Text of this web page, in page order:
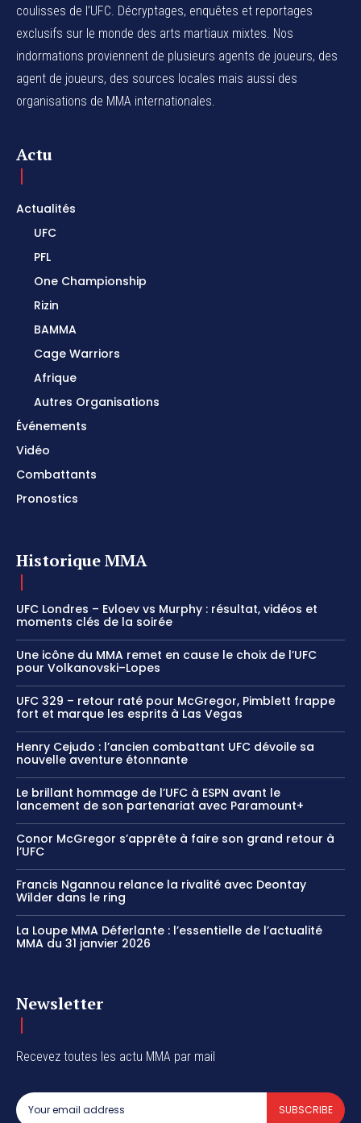
coulisses de l’UFC. Décryptages, enquêtes et reportages
exclusifs sur le monde des arts martiaux mixtes. Nos
indormations proviennent de plusieurs agents de joueurs, des
agent de joueurs, des sources locales mais aussi des
organisations de MMA internationales.
Actu
Actualités
UFC
PFL
One Championship
Rizin
BAMMA
Cage Warriors
Afrique
Autres Organisations
Événements
Vidéo
Combattants
Pronostics
Historique MMA
UFC Londres – Evloev vs Murphy : résultat, vidéos et
moments clés de la soirée
Une icône du MMA remet en cause le choix de l’UFC
pour Volkanovski–Lopes
UFC 329 – retour raté pour McGregor, Pimblett frappe
fort et marque les esprits à Las Vegas
Henry Cejudo : l’ancien combattant UFC dévoile sa
nouvelle aventure étonnante
Le brillant hommage de l’UFC à ESPN avant le
lancement de son partenariat avec Paramount+
Conor McGregor s’apprête à faire son grand retour à
l’UFC
Francis Ngannou relance la rivalité avec Deontay
Wilder dans le ring
La Loupe MMA Déferlante : l’essentielle de l’actualité
MMA du 31 janvier 2026
Newsletter
Recevez toutes les actu MMA par mail
SUBSCRIBE